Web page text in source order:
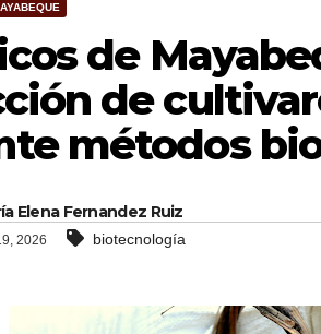
de
de
métodos
Elena Fernandez Ruiz
2026 biotecnología